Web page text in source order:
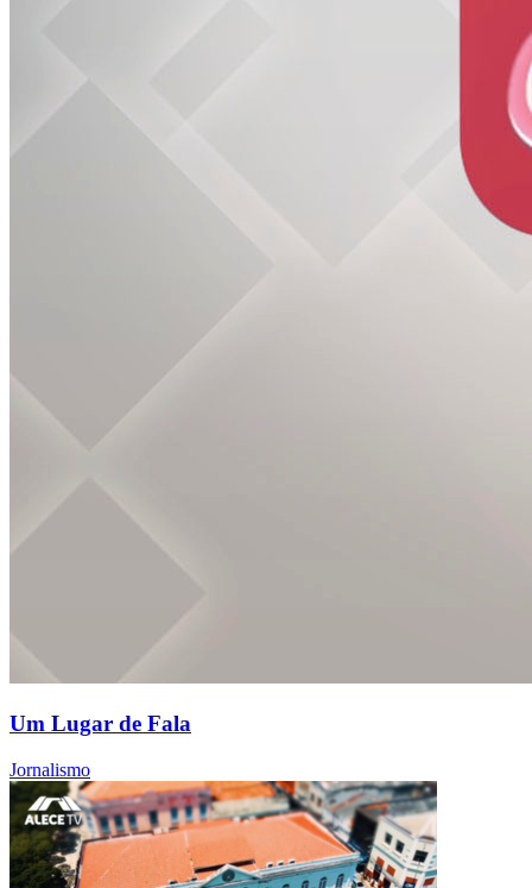
Um Lugar de Fala
Jornalismo